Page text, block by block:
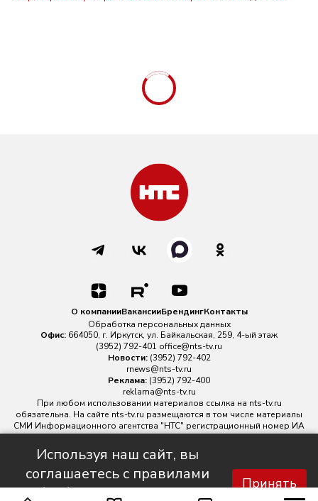
Используя наш сайт, вы
соглашаетесь с правилами
обработки персональных
Принять
О компанииВакансииБрендингКонтакты
Обработка персональных данных
Офис: 664050, г. Иркутск, ул. Байкальская, 259, 4-ый этаж
(3952) 792-401 office@nts-tv.ru
Новости: (3952) 792-402
rnews@nts-tv.ru
Реклама: (3952) 792-400
reklama@nts-tv.ru
При любом использовании материалов ссылка на nts-tv.ru
обязательна. На сайте nts-tv.ru размещаются в том числе материалы
СМИ Информационного агентства "НТС" регистрационный номер ИА
№ ФС 77 - 88763 зарегистрировано Федеральной службой по
надзору в сфере связи, информационных технологий и массовых
коммуникаций.
Главный редактор ИА "НТС" Иштулкин Евгений Александрович16+